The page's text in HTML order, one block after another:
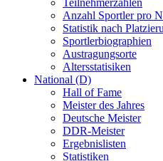
Teilnehmerzahlen
Anzahl Sportler pro
Statistik nach
Sportlerbiographien
Austragungsorte
Altersstatisiken
National (D)
Hall of Fame
Meister des Jahres
Deutsche Meister
DDR-Meister
Ergebnislisten
Statistiken